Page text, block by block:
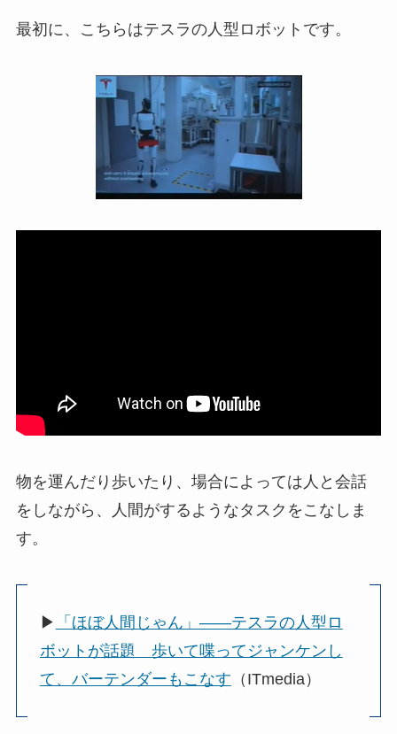
最初に、こちらはテスラの人型ロボットです。
物を運んだり歩いたり、場合によっては人と会話
をしながら、人間がするようなタスクをこなしま
す。
▶
「ほぼ人間じゃん」――テスラの人型ロ
ボットが話題 歩いて喋ってジャンケンし
て、バーテンダーもこなす （ITmedia）